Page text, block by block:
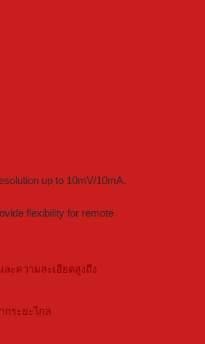
up to 10mV/10mA.
flexibility for remote
ะความละเอียดสูงถึง
กระยะไกล